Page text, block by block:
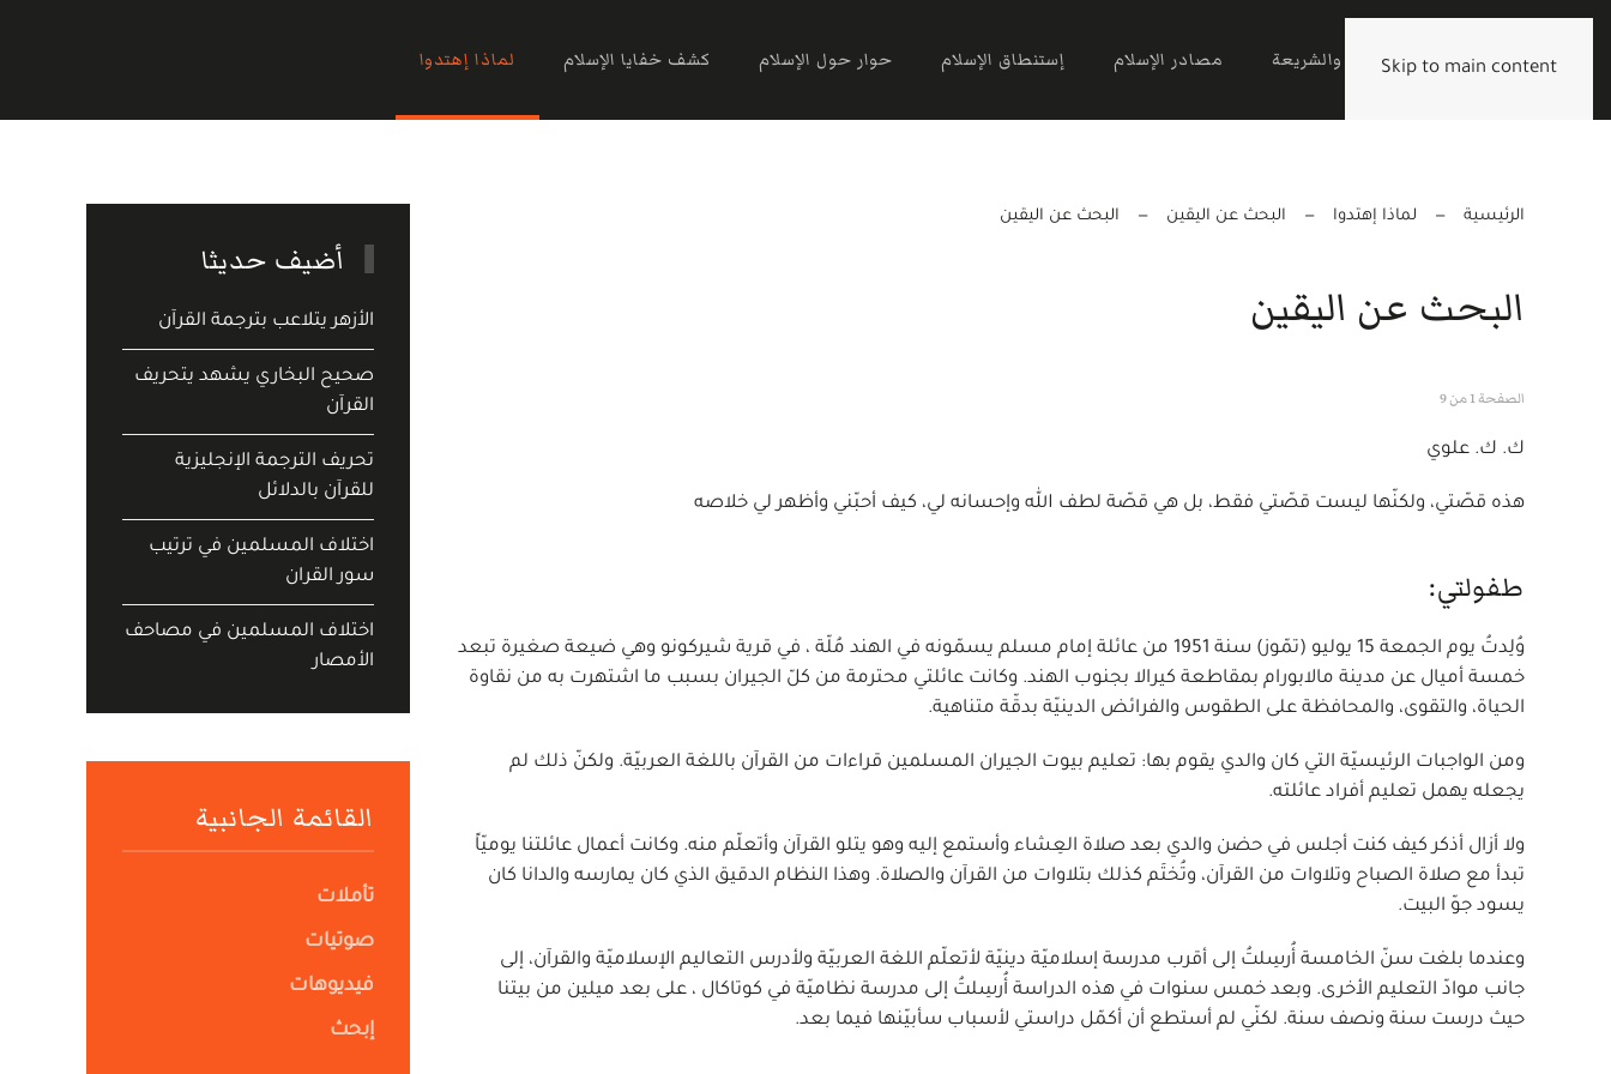
Skip to main content
الرئيسية القرآن والشريعة مصادر الإسلام إستنطاق الإسلام حوار حول الإسلام كشف خفايا الإسلام لماذا إهتدوا
الرئيسية لماذا إهتدوا البحث عن اليقين البحث عن اليقين
البحث عن اليقين
الصفحة 1 من 9
ك. ك. علوي
هذه قصّتي، ولكنّها ليست قصّتي فقط، بل هي قصّة لطف الله وإحسانه لي، كيف أحبّني وأظهر لي خلاصه
طفولتي:
وُلِدتُ يوم الجمعة 15 يوليو (تمّوز) سنة 1951 من عائلة إمام مسلم يسمّونه في الهند مُلّة ، في قرية شيركونو وهي ضيعة صغيرة تبعد
خمسة أميال عن مدينة مالابورام بمقاطعة كيرالا بجنوب الهند. وكانت عائلتي محترمة من كلّ الجيران بسبب ما اشتهرت به من نقاوة
الحياة، والتقوى، والمحافظة على الطقوس والفرائض الدينيّة بدقّة متناهية.
ومن الواجبات الرئيسيّة التي كان والدي يقوم بها: تعليم بيوت الجيران المسلمين قراءات من القرآن باللغة العربيّة. ولكنّ ذلك لم
يجعله يهمل تعليم أفراد عائلته.
ولا أزال أذكر كيف كنت أجلس في حضن والدي بعد صلاة العِشاء وأستمع إليه وهو يتلو القرآن وأتعلّم منه. وكانت أعمال عائلتنا يوميّاً
تبدأ مع صلاة الصباح وتلاوات من القرآن، وتُختَم كذلك بتلاوات من القرآن والصلاة. وهذا النظام الدقيق الذي كان يمارسه والدانا كان
يسود جوّ البيت.
وعندما بلغت سنّ الخامسة أُرسِلتُ إلى أقرب مدرسة إسلاميّة دينيّة لأتعلّم اللغة العربيّة ولأدرس التعاليم الإسلاميّة والقرآن، إلى
جانب موادّ التعليم الأخرى. وبعد خمس سنوات في هذه الدراسة أُرسِلتُ إلى مدرسة نظاميّة في كوتاكال ، على بعد ميلين من بيتنا
حيث درست سنة ونصف سنة. لكنّي لم أستطع أن أكمّل دراستي لأسباب سأبيّنها فيما بعد.
أضيف حديثا
الأزهر يتلاعب بترجمة القرآن
صحيح البخاري يشهد يتحريف
القرآن
تحريف الترجمة الإنجليزية
للقرآن بالدلائل
اختلاف المسلمين في ترتيب
سور القران
اختلاف المسلمين في مصاحف
الأمصار
القائمة الجانبية
تأملات
صوتيات
فيديوهات
إبحث